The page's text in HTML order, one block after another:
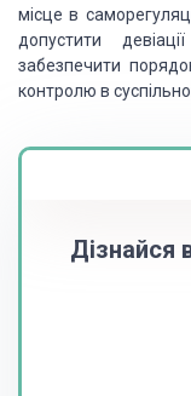
місце в
допустити девіації
забезпечити
контролю в
Дізнайся